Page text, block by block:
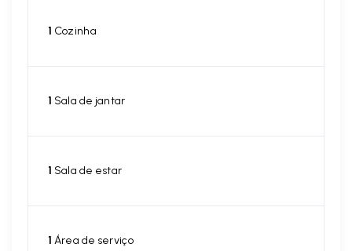
1 Cozinha
1 Sala de jantar
1 Sala de estar
1 Área de serviço